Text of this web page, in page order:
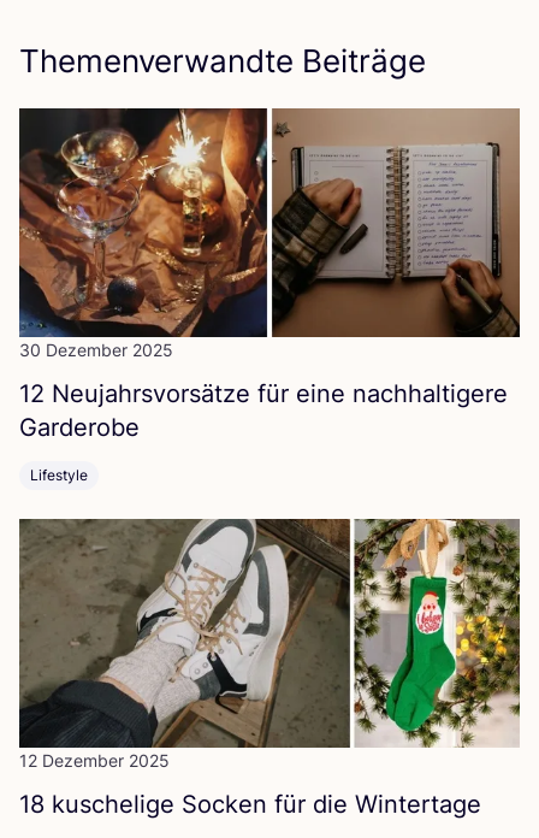
Themenverwandte Beiträge
30 Dezember 2025
12 Neu­jahrs­vor­sät­ze für eine nach­hal­ti­ge­re
Garderobe
Lifestyle
12 Dezember 2025
18 kusche­li­ge Socken für die Wintertage